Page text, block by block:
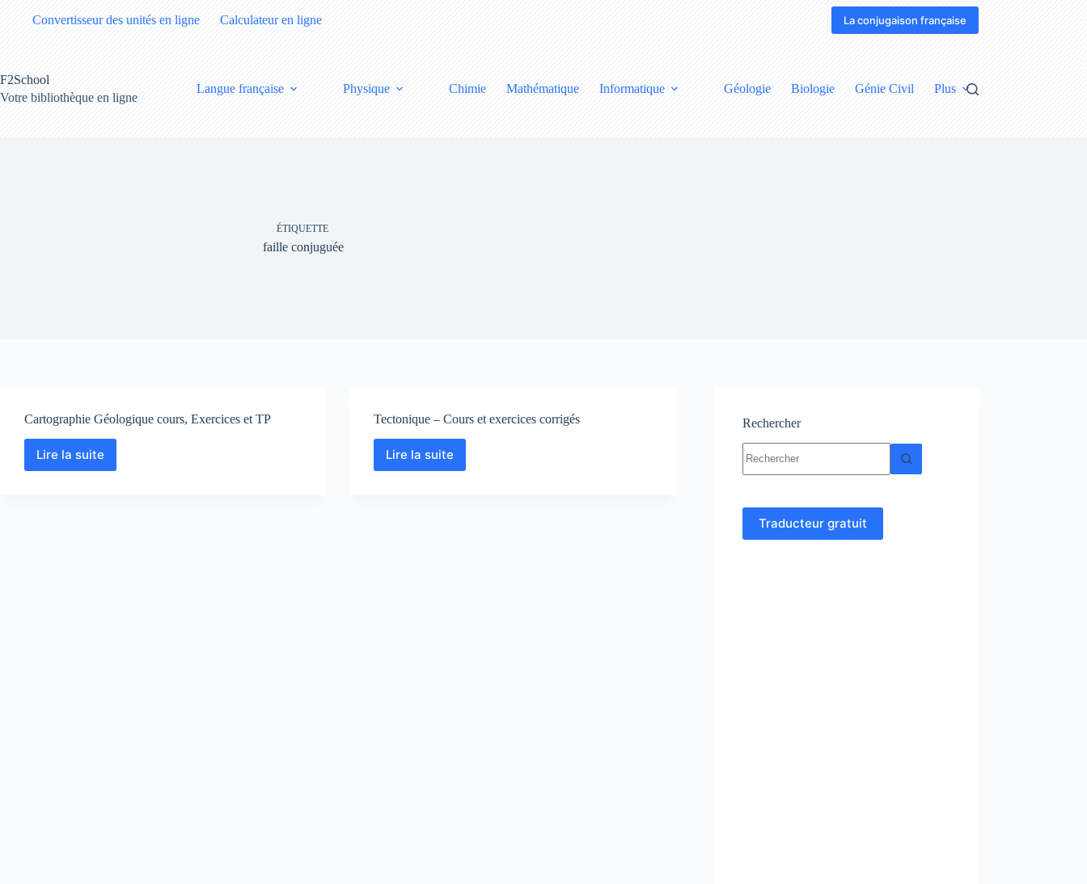
Convertisseur des unités en ligne Calculateur en ligne La conjugaison française
F2School
Votre bibliothèque en ligne
Langue française Physique Chimie Mathématique Informatique Géologie Biologie Génie Civil Plus
ÉTIQUETTE
faille conjuguée
Cartographie Géologique cours, Exercices et TP
Lire la suiteCartographie
Tectonique – Cours et exercices corrigés
Lire la suite
Tectonique
Rechercher
résultat
Traducteur gratuit